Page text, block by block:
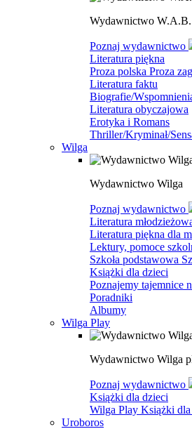
Wydawnictwo W.A.B.
Poznaj wydawnictwo
Literatura piękna
Proza polska Proza
Literatura faktu
Biografie/
Literatura obyczajowa
Erotyka i Romans
Thriller/Kryminał/
Wilga
Wydawnictwo Wilga
Poznaj wydawnictwo
Literatura
Literatura piękna dla
Lektury, pomoce
Szkoła podstawowa
Książki dla dzieci
Poznajemy tajemnice
Poradniki
Albumy
Wilga Play
Wydawnictwo Wilga
Poznaj wydawnictwo
Książki dla dzieci
Wilga Play Książki
Uroboros